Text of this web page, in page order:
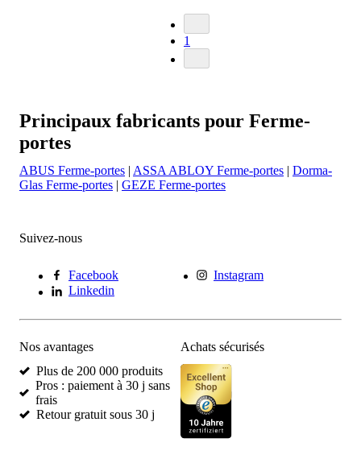
1
Principaux fabricants pour Ferme-
portes
ABUS Ferme-portes | ASSA ABLOY Ferme-portes | Dorma-
Glas Ferme-portes | GEZE Ferme-portes
Suivez-nous
Facebook
Instagram
Linkedin
Nos avantages
Plus de 200 000 produits
Pros : paiement à 30 j sans
frais
Retour gratuit sous 30 j
Achats sécurisés